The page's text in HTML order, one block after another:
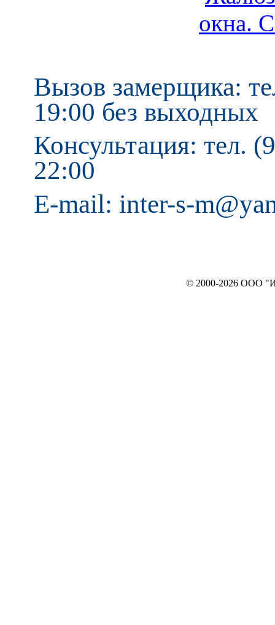
Вызов замерщика:
19:00 без выходных
Консультация: тел.
22:00
E-mail: inter-s-
© 2000-2026 ООО "ИНТЕРЬЕР`c"